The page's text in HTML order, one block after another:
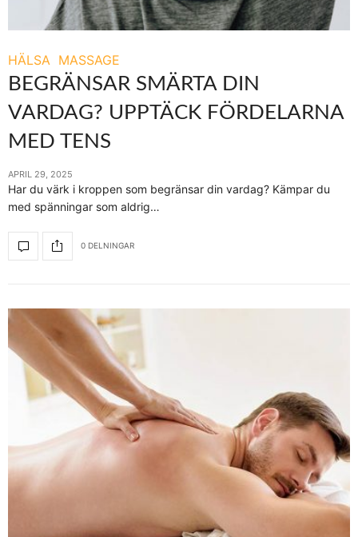
HÄLSA MASSAGE
BEGRÄNSAR SMÄRTA DIN
VARDAG? UPPTÄCK FÖRDELARNA
MED TENS
APRIL 29, 2025
Har du värk i kroppen som begränsar din vardag? Kämpar du
med spänningar som aldrig…
0 DELNINGAR